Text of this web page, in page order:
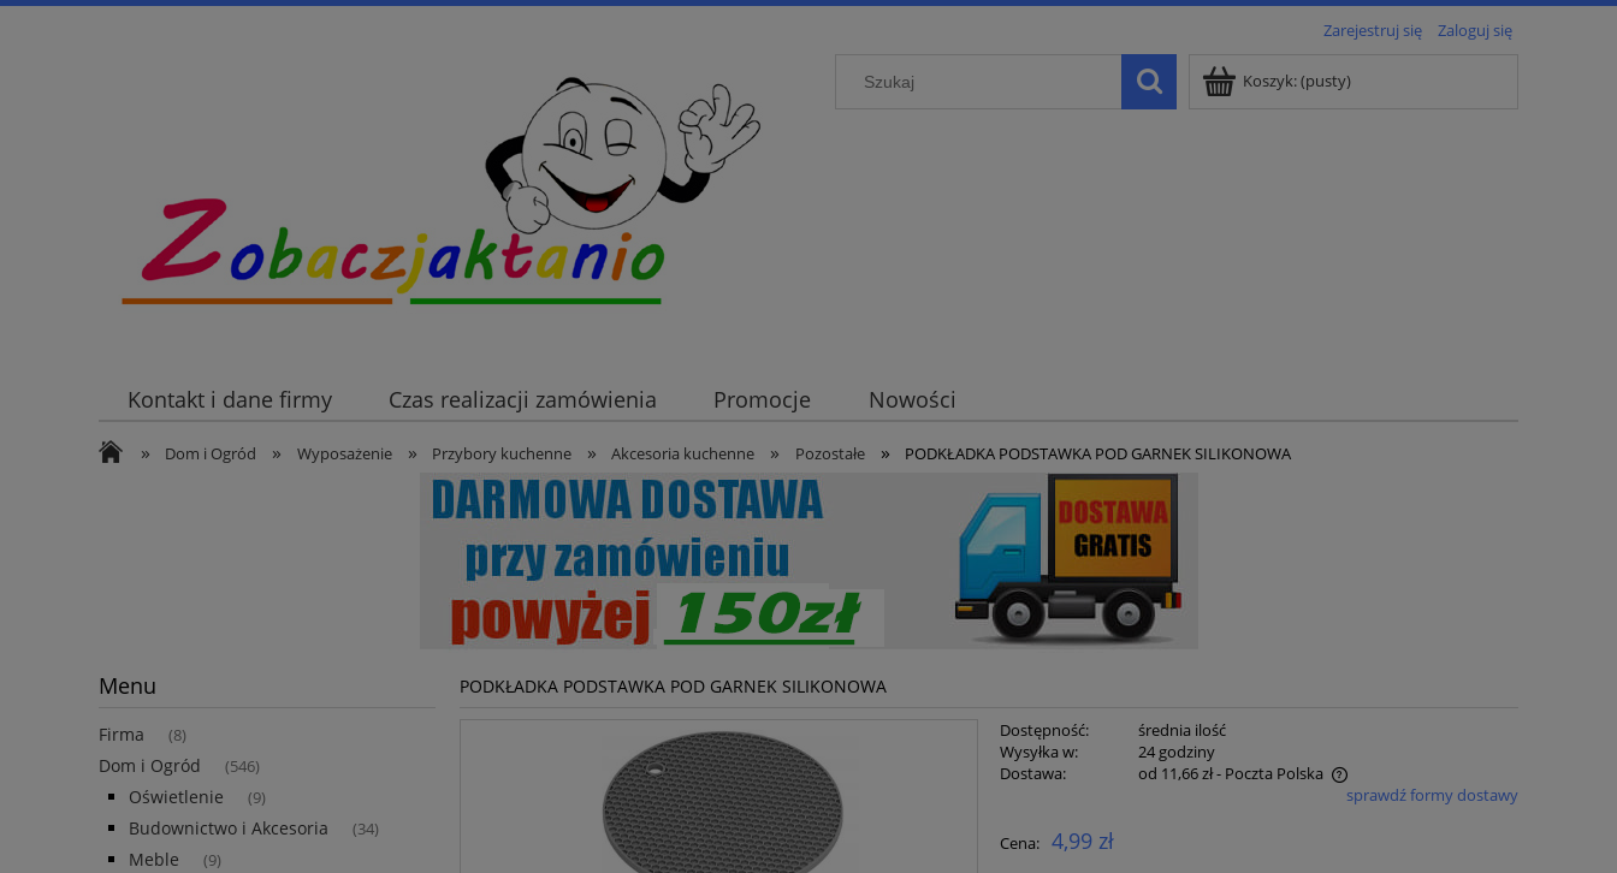
Zarejestruj się Zaloguj się
Koszyk:(pusty)
Kontakt i dane firmy Czas realizacji zamówienia Promocje Nowości
» Dom i Ogród » Wyposażenie » Przybory kuchenne » Akcesoria kuchenne » Pozostałe » PODKŁADKA PODSTAWKA POD GARNEK SILIKONOWA
Menu
Firma (8)
Dom i Ogród (546)
Oświetlenie (9)
Budownictwo i Akcesoria (34)
Meble (9)
PODKŁADKA PODSTAWKA POD GARNEK SILIKONOWA
Dostępność:
średnia ilość
Wysyłka w:
24 godziny
Dostawa:
od 11,66 zł- Poczta Polska
płatności
sprawdź formy dostawy
Cena: 4,99 zł